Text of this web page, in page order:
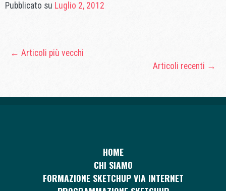
Pubblicato su Luglio 2, 2012
← Articoli più vecchi
Articoli recenti →
HOME
CHI SIAMO
FORMAZIONE SKETCHUP VIA INTERNET